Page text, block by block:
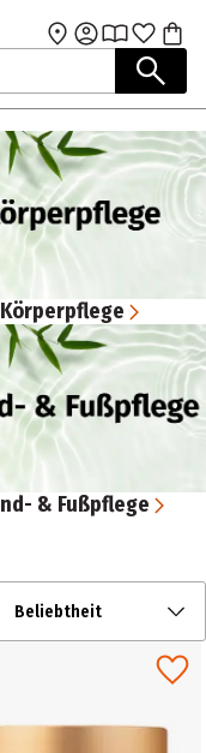
Körperpflege
& Fußpflege
Beliebtheit